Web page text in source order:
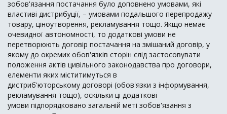
зобов'язання постачання було доповнено умовами, які
властиві дистрибуції, – умовами подальшого перепродажу
товару, ціноутворення, рекламування тощо. Якщо немає
очевидної автономності, то додаткові умови не
перетворюють договір постачання на змішаний договір, у
якому до окремих обов'язків сторін слід застосовувати
положення актів цивільного законодавства про договори,
елементи яких міститимуться в
дистриб'юторському договорі (обов'язки з інформування,
рекламування тощо), оскільки ці додаткові
умови підпорядковано загальній меті зобов'язання з